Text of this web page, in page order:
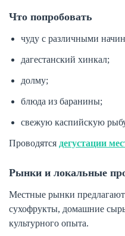
Что попробовать
чуду с различными
дагестанский хинкал;
долму;
блюда из баранины;
свежую каспийскую
Проводятся дегустации
Рынки и локальные
Местные рынки
сухофрукты, домашние
культурного опыта.